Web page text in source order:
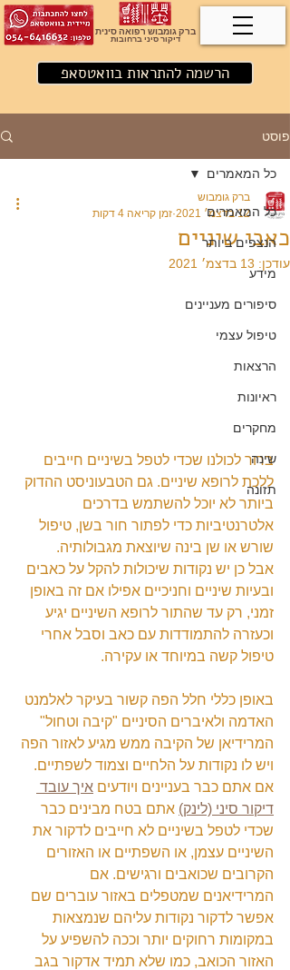
ברק גומבוש רפואה סינית
דיקור סיני ברחובות
הרשמה להתראות בוואטסאפ
פוסט
כל המאמרים
הנצפים ביותר
מידע
סיפורים מעניינים
טיפול עצמי
הרצאות
ראיונות
מחקרים
שינה
תזונה
כל המאמרים
כאבי שיניים
ברק גומבוש
12 בדצמ׳ 2021
זמן קריאה 4 דקות
עודכן: 13 בדצמ׳ 2021
ברור לכולנו שכדי לטפל בשיניים חייבים
ללכת לרופא שיניים. גם הטבעוניסט ההדוק
ביותר לא יוכל להשתמש בדרכים
אלטרנטיביות כדי לפתור חור בשן, טיפול
שורש או שן בינה שיוצאת מגבולותיה.
אבל כן יש נקודות שיכולות להקל על כאבים
ובעיות שיניים וחניכיים אפילו אם זה באופן
זמני, רק עד שהתור לרופא השיניים יגיע
וכעזרה להתמודדות עם כאב וסבל אחרי
טיפול קשה במיוחד או עקירה.
באופן כללי חלל הפה קשור בעיקר לאלמנט
האדמה ולאיברים הסיניים "קיבה וטחול"
המרידיאן של הקיבה ממש מגיע לאזור הפה
ויש לו נקודות על הלחיים וצמוד לשפתיים.
אם אתם כבר בעניינים ויודעים איך עובד
דיקור סיני (לינק) אתם בטח מבינים כבר
שכדי לטפל בשיניים לא חייבים לדקור את
השיניים עצמן, או השפתיים או האזורים
הקרובים שכואבים ורגישים. אם
המרידיאנים שמטפלים באזור עוברים שם
אפשר לדקור נקודות עליהם שנמצאות
במקומות רחוקים יותר וככה להשפיע על
האזור הכואב, כמו שלא תמיד אדקור בגב